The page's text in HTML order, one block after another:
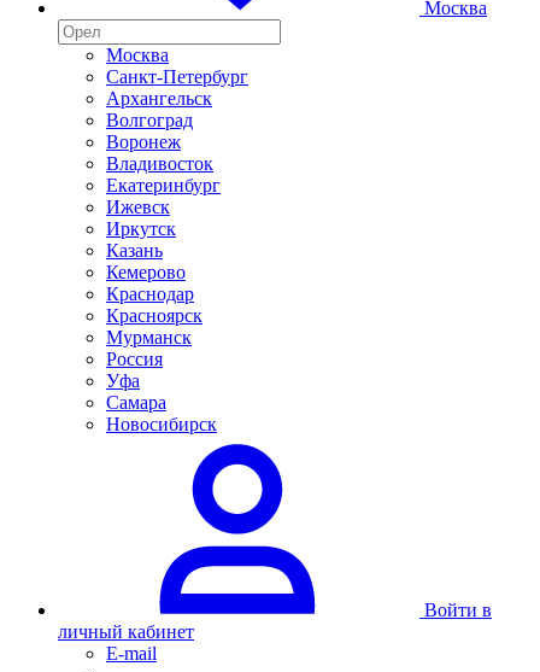
Москва
Москва
Санкт-Петербург
Архангельск
Волгоград
Воронеж
Владивосток
Екатеринбург
Ижевск
Иркутск
Казань
Кемерово
Краснодар
Красноярск
Мурманск
Россия
Уфа
Самара
Новосибирск
Войти в
личный кабинет
E-mail